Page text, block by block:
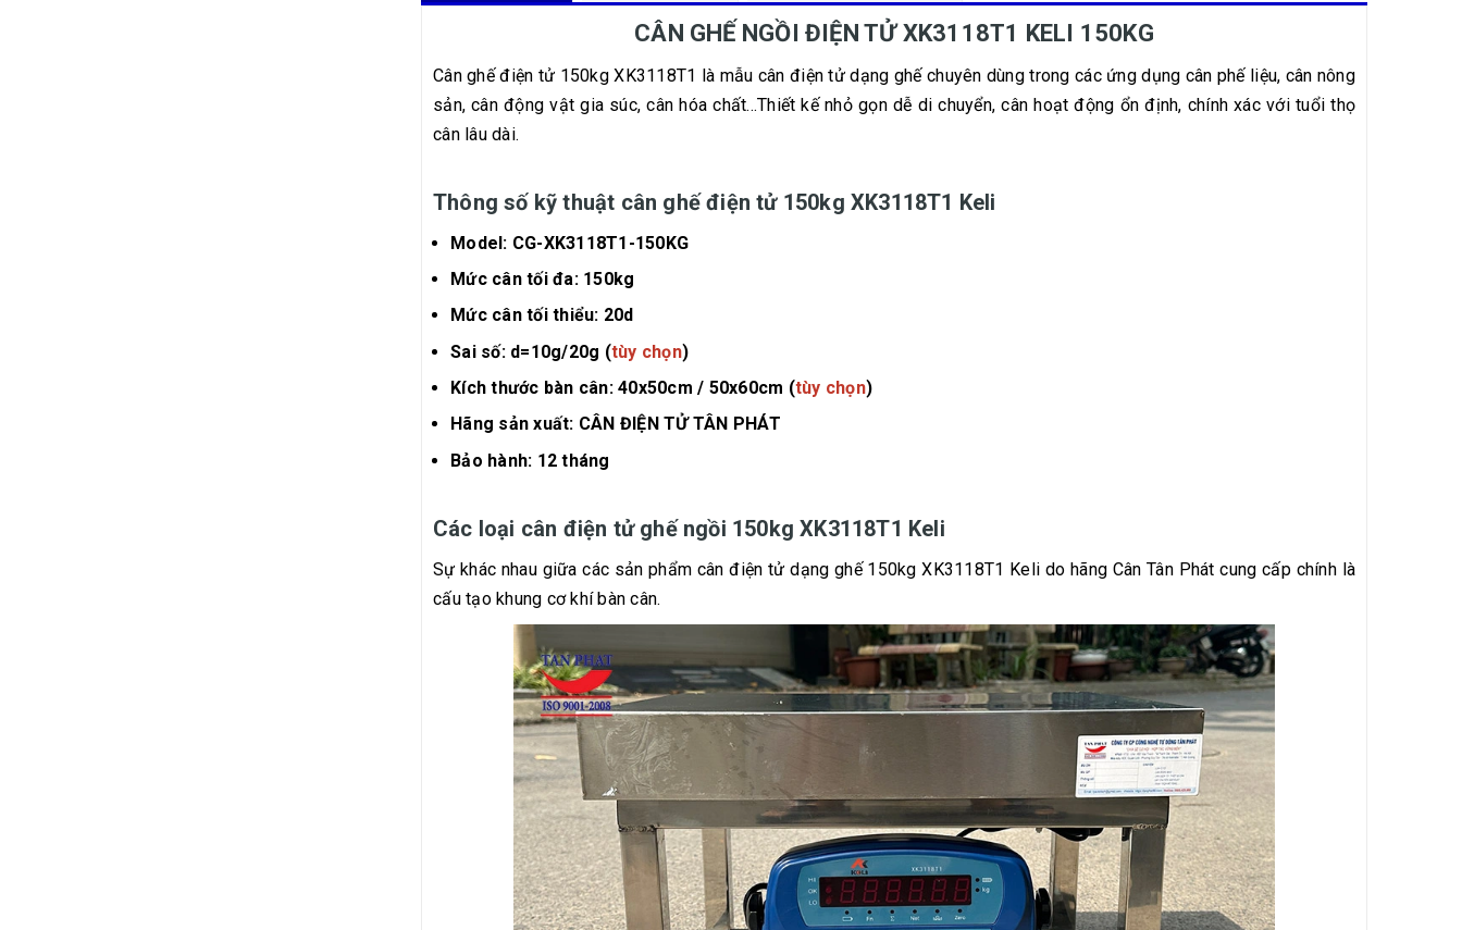
CÂN GHẾ NGỒI ĐIỆN TỬ XK3118T1 KELI 150KG
Cân ghế điện tử 150kg XK3118T1 là mẫu cân điện tử dạng ghế chuyên dùng trong các ứng dụng cân phế liệu, cân nông
sản, cân động vật gia súc, cân hóa chất...Thiết kế nhỏ gọn dễ di chuyển, cân hoạt động ổn định, chính xác với tuổi thọ
cân lâu dài.
Thông số kỹ thuật cân ghế điện tử 150kg XK3118T1 Keli
Model: CG-XK3118T1-150KG
Mức cân tối đa: 150kg
Mức cân tối thiểu: 20d
Sai số: d=10g/20g (tùy chọn)
Kích thước bàn cân: 40x50cm / 50x60cm (tùy chọn)
Hãng sản xuất: CÂN ĐIỆN TỬ TÂN PHÁT
Bảo hành: 12 tháng
Các loại cân điện tử ghế ngồi 150kg XK3118T1 Keli
Sự khác nhau giữa các sản phẩm cân điện tử dạng ghế 150kg XK3118T1 Keli do hãng Cân Tân Phát cung cấp chính là
cấu tạo khung cơ khí bàn cân.